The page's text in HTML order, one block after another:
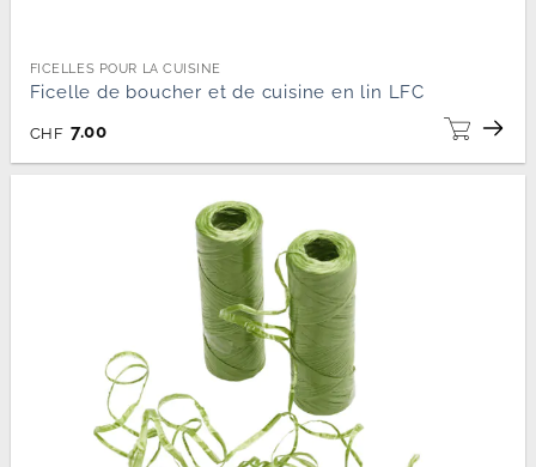
FICELLES POUR LA CUISINE
Ficelle de boucher et de cuisine en lin LFC
CHF 7.00